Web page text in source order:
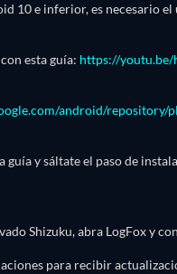
10 e inferior, es necesario
esta guía: https://youtu.be/
android/repository/
y sáltate el paso de
Shizuku, abra LogFox y
para recibir